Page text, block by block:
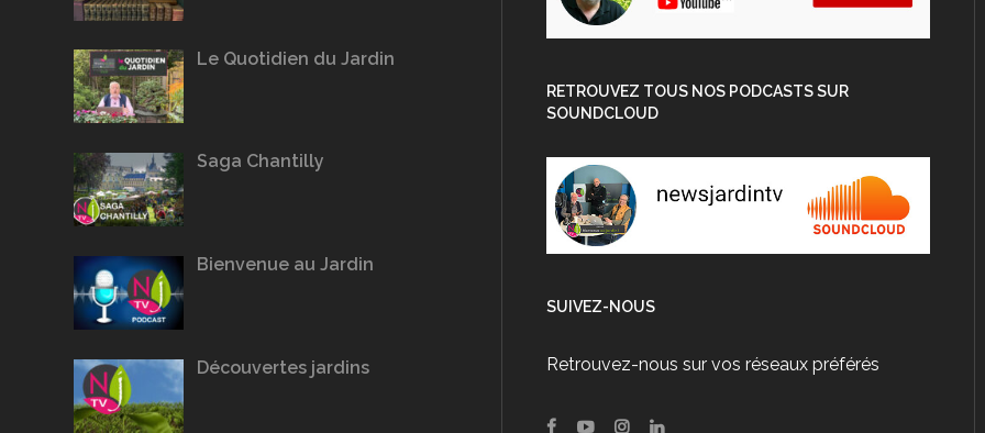
Le Quotidien du Jardin
Saga Chantilly
Bienvenue au Jardin
Découvertes jardins
RETROUVEZ TOUS NOS PODCASTS SUR
SOUNDCLOUD
SUIVEZ-NOUS
Retrouvez-nous sur vos réseaux préférés